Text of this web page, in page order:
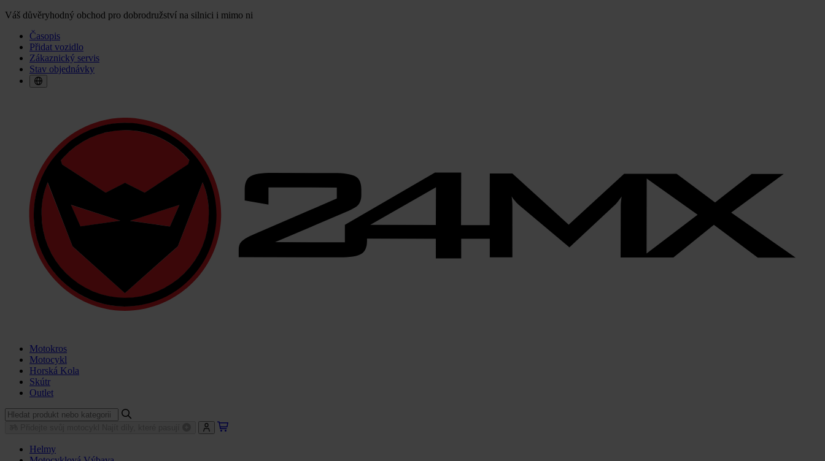
Váš důvěryhodný obchod pro dobrodružství na silnici i mimo ni
Časopis
Přidat vozidlo
Zákaznický servis
Stav objednávky
Motokros
Motocykl
Horská Kola
Skútr
Outlet
Helmy